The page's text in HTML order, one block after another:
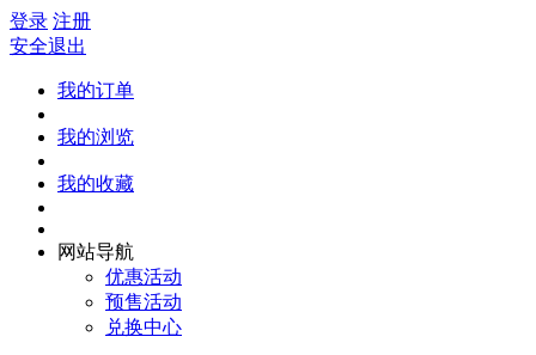
登录 注册
安全退出
我的订单
我的浏览
我的收藏
网站导航
优惠活动
预售活动
兑换中心